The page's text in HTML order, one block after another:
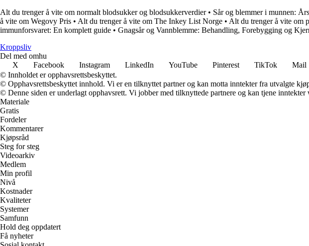
Alt du trenger å vite om normalt blodsukker og blodsukkerverdier• Sår og blemmer i munnen:
å vite om Wegovy Pris • Alt du trenger å vite om The Inkey List Norge • Alt du trenger å vite om
immunforsvaret: En komplett guide • Gnagsår og Vannblemme: Behandling, Forebygging og
Kroppsliv
Del med omhu
X
Facebook Instagram LinkedIn YouTube Pinterest TikTok Mail
© Innholdet er opphavsrettsbeskyttet.
© Opphavsrettsbeskyttet innhold. Vi er en tilknyttet partner og kan motta inntekter fra utvalgte
© Denne siden er underlagt opphavsrett. Vi jobber med tilknyttede partnere og kan tjene
Materiale
Gratis
Fordeler
Kommentarer
Kjøpsråd
Steg for steg
Videoarkiv
Medlem
Min profil
Nivå
Kostnader
Kvaliteter
Systemer
Samfunn
Hold deg oppdatert
Få nyheter